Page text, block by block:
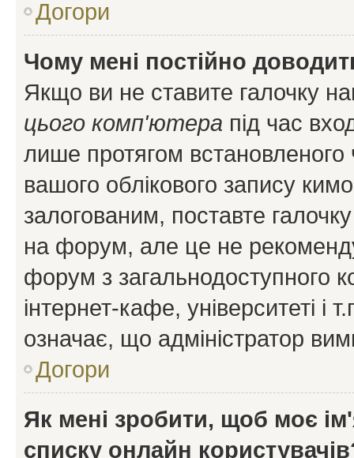
Догори
Чому мені постійно
Якщо ви не ставите галочку
цього комп'ютера під час
лише протягом встановленого
вашого облікового запису
залогованим, поставте
на форум, але це не
форум з загальнодоступного
інтернет-кафе, університеті і
означає, що адміністратор
Догори
Як мені зробити, щоб моє
списку онлайн